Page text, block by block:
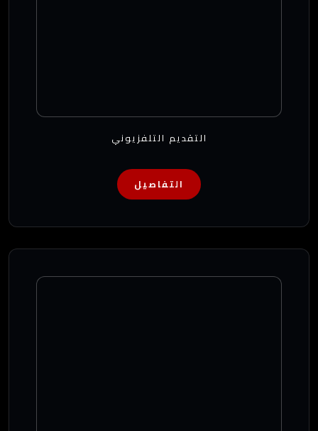
التقديم التلفزيوني
التفاصيل